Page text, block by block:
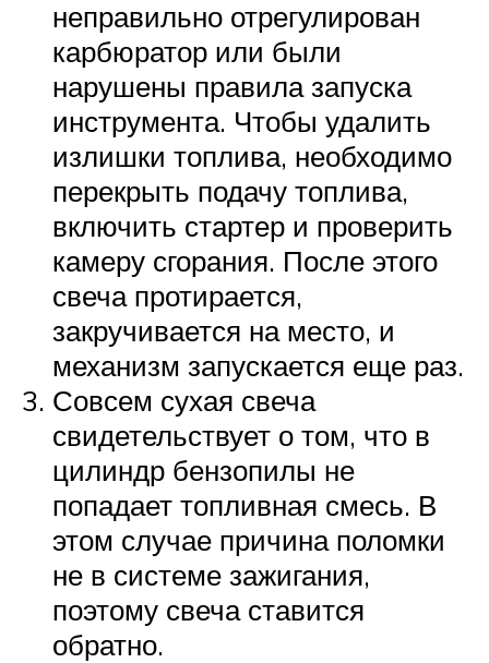
неправильно отрегулирован
карбюратор или были
нарушены правила запуска
инструмента. Чтобы удалить
излишки топлива, необходимо
перекрыть подачу топлива,
включить стартер и проверить
камеру сгорания. После этого
свеча протирается,
закручивается на место, и
механизм запускается еще раз.
Совсем сухая свеча
свидетельствует о том, что в
цилиндр бензопилы не
попадает топливная смесь. В
этом случае причина поломки
не в системе зажигания,
поэтому свеча ставится
обратно.